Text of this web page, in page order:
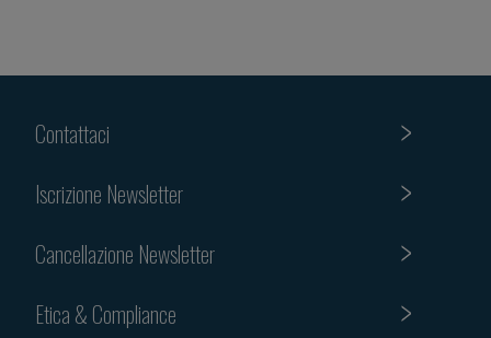
Contattaci
Iscrizione Newsletter
Cancellazione Newsletter
Etica & Compliance